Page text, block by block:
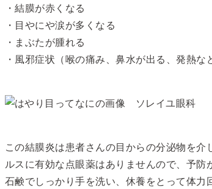
・結膜が赤くなる
・目やにや涙が多くなる
・まぶたが腫れる
・風邪症状（喉の痛み、鼻水が出る、発熱な
この結膜炎は患者さんの目からの分泌物を
ルスに有効な点眼薬はありませんので、予
石鹸でしっかり手を洗い、休養をとって体